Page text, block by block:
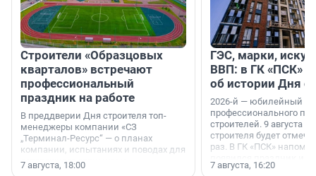
Строители «Образцовых
кварталов» встречают
профессиональный
праздник на работе
В преддверии Дня строителя топ-
менеджеры компании «СЗ
„Терминал-Ресурс“ — о планах
компании, испытаниях и поводах для
осторожного оптимизма.
7 августа, 18:00
ГЭС, марки,
ВВП: в ГК «ПСК»
об истории Дня
2026-й — юбилейный
профессионального
строителей. 9 августа
строителя будет
раз. В ГК «ПСК»
поменялась роль
7 августа, 16:20